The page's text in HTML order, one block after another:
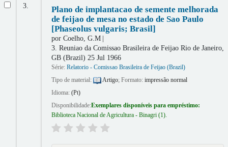
3.
Plano de implantacao de semente melhorada
de feijao de mesa no estado de Sao Paulo
[Phaseolus vulgaris; Brasil]
por Coelho, G.M
3. Reuniao da Comissao Brasileira de FeijaoRio de Janeiro,
GB (Brazil) 25 Jul 1966
Série: Relatorio - Comissao Brasileira de Feijao (Brazil)
Tipo de material:
Artigo; Formato: impressão normal
Idioma: (Pt)
Disponibilidade:Exemplares disponíveis para empréstimo:
Biblioteca Nacional de Agricultura - Binagri(1).